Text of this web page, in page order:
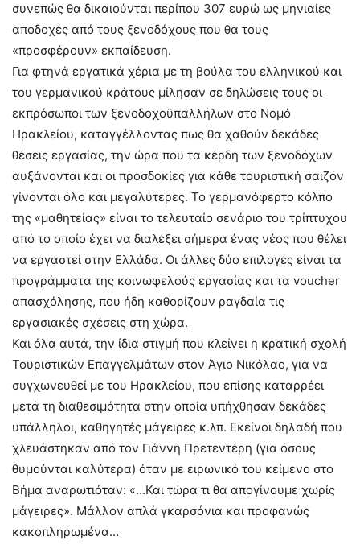
συνεπώς θα δικαιούνται περίπου 307 ευρώ ως μηνιαίες
αποδοχές από τους ξενοδόχους που θα τους
«προσφέρουν» εκπαίδευση.
Για φτηνά εργατικά χέρια με τη βούλα του ελληνικού και
του γερμανικού κράτους μίλησαν σε δηλώσεις τους οι
εκπρόσωποι των ξενοδοχοϋπαλλήλων στο Νομό
Ηρακλείου, καταγγέλλοντας πως θα χαθούν δεκάδες
θέσεις εργασίας, την ώρα που τα κέρδη των ξενοδόχων
αυξάνονται και οι προσδοκίες για κάθε τουριστική σαιζόν
γίνονται όλο και μεγαλύτερες. Το γερμανόφερτο κόλπο
της «μαθητείας» είναι το τελευταίο σενάριο του τρίπτυχου
από το οποίο έχει να διαλέξει σήμερα ένας νέος που θέλει
να εργαστεί στην Ελλάδα. Οι άλλες δύο επιλογές είναι τα
προγράμματα της κοινωφελούς εργασίας και τα voucher
απασχόλησης, που ήδη καθορίζουν ραγδαία τις
εργασιακές σχέσεις στη χώρα.
Και όλα αυτά, την ίδια στιγμή που κλείνει η κρατική σχολή
Τουριστικών Επαγγελμάτων στον Άγιο Νικόλαο, για να
συγχωνευθεί με του Ηρακλείου, που επίσης καταρρέει
μετά τη διαθεσιμότητα στην οποία υπήχθησαν δεκάδες
υπάλληλοι, καθηγητές μάγειρες κ.λπ. Εκείνοι δηλαδή που
χλευάστηκαν από τον Γιάννη Πρετεντέρη (για όσους
θυμούνται καλύτερα) όταν με ειρωνικό του κείμενο στο
Βήμα αναρωτιόταν: «…Και τώρα τι θα απογίνουμε χωρίς
μάγειρες». Μάλλον απλά γκαρσόνια και προφανώς
κακοπληρωμένα…